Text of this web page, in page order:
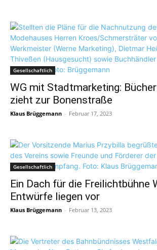
Gesellschaftlich
WG mit Stadtmarketing:
zieht zur Bonenstraße
Klaus Brüggemann - Februar 17, 2023
Gesellschaftlich
Ein Dach für die Freilichtbühne
Entwürfe liegen vor
Klaus Brüggemann - Februar 13, 2023